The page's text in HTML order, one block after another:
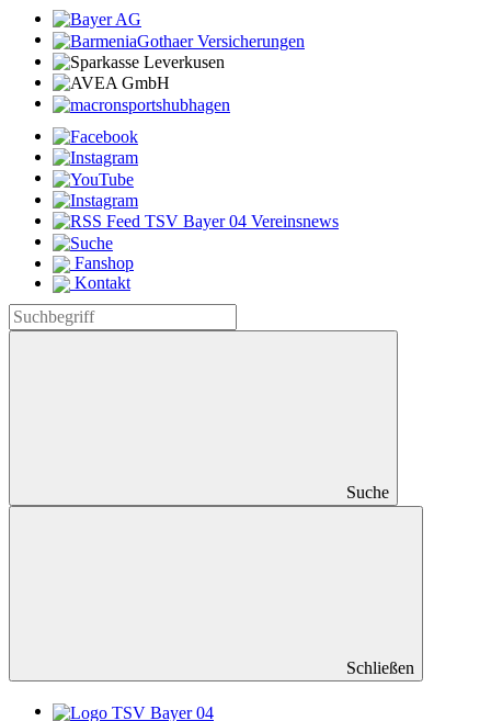
Fanshop
Kontakt
Suche
Schließen